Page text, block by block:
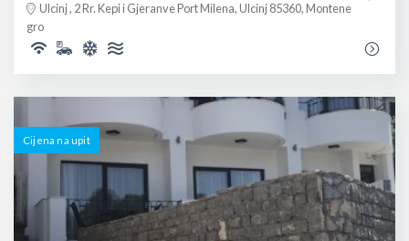
Ulcinj , 2 Rr. Kepi i Gjeranve Port Milena, Ulcinj 85360, Montene
gro
Cijena na upit